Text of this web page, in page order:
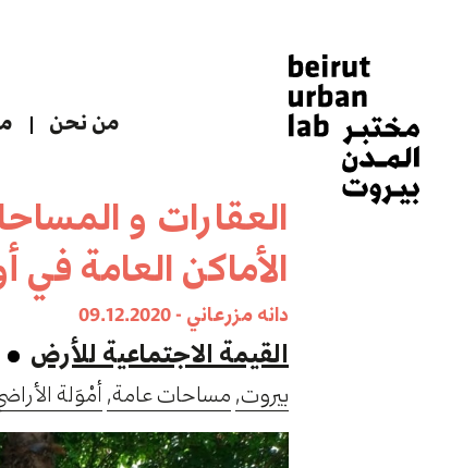
من نحن
العقارات و
الأماكن العامة
دانه مزرعاني - 09.12.2020
القيمة الاجتماعية للأرض
بيروت,مساحات عامة,أمْوَلة